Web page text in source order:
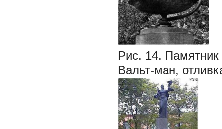
Рис. 14.
Вальт-ман,